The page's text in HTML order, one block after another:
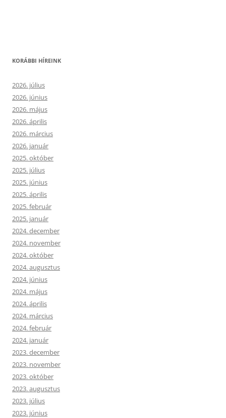
KORÁBBI HÍREINK
2026. július
2026. június
2026. május
2026. április
2026. március
2026. január
2025. október
2025. július
2025. június
2025. április
2025. február
2025. január
2024. december
2024. november
2024. október
2024. augusztus
2024. június
2024. május
2024. április
2024. március
2024. február
2024. január
2023. december
2023. november
2023. október
2023. augusztus
2023. július
2023. június